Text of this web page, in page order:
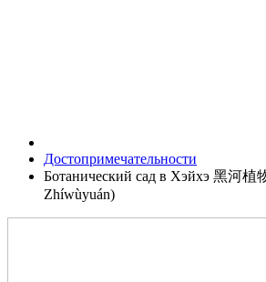
Достопримечательности
Ботанический сад в Хэйхэ 黑河植
Zhíwùyuán)